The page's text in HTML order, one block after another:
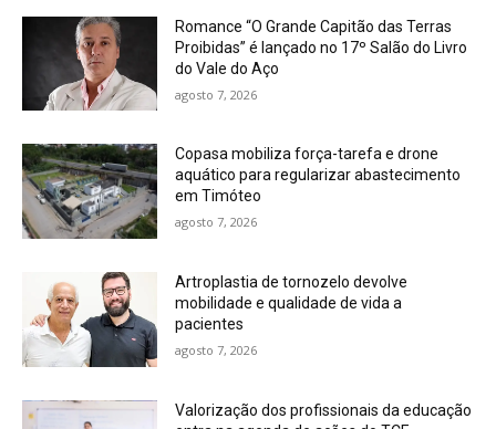
Romance “O Grande Capitão das Terras
Proibidas” é lançado no 17º Salão do Livro
do Vale do Aço
agosto 7, 2026
Copasa mobiliza força-tarefa e drone
aquático para regularizar abastecimento
em Timóteo
agosto 7, 2026
Artroplastia de tornozelo devolve
mobilidade e qualidade de vida a
pacientes
agosto 7, 2026
Valorização dos profissionais da educação